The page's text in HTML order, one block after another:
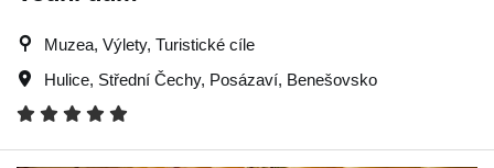
Muzea, Výlety, Turistické cíle
Hulice, Střední Čechy, Posázaví, Benešovsko